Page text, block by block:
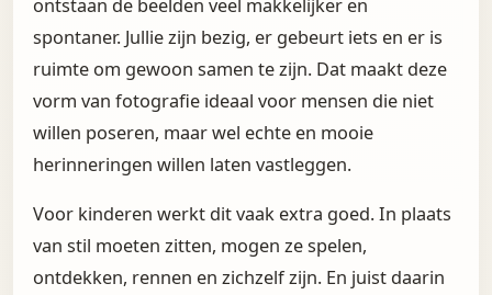
ontstaan de beelden veel makkelijker en
spontaner. Jullie zijn bezig, er gebeurt iets en er is
ruimte om gewoon samen te zijn. Dat maakt deze
vorm van fotografie ideaal voor mensen die niet
willen poseren, maar wel echte en mooie
herinneringen willen laten vastleggen.
Voor kinderen werkt dit vaak extra goed. In plaats
van stil moeten zitten, mogen ze spelen,
ontdekken, rennen en zichzelf zijn. En juist daarin